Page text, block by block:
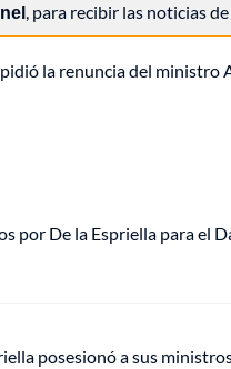
, para recibir las noticias
la renuncia del ministro
por De la Espriella para el
posesionó a sus